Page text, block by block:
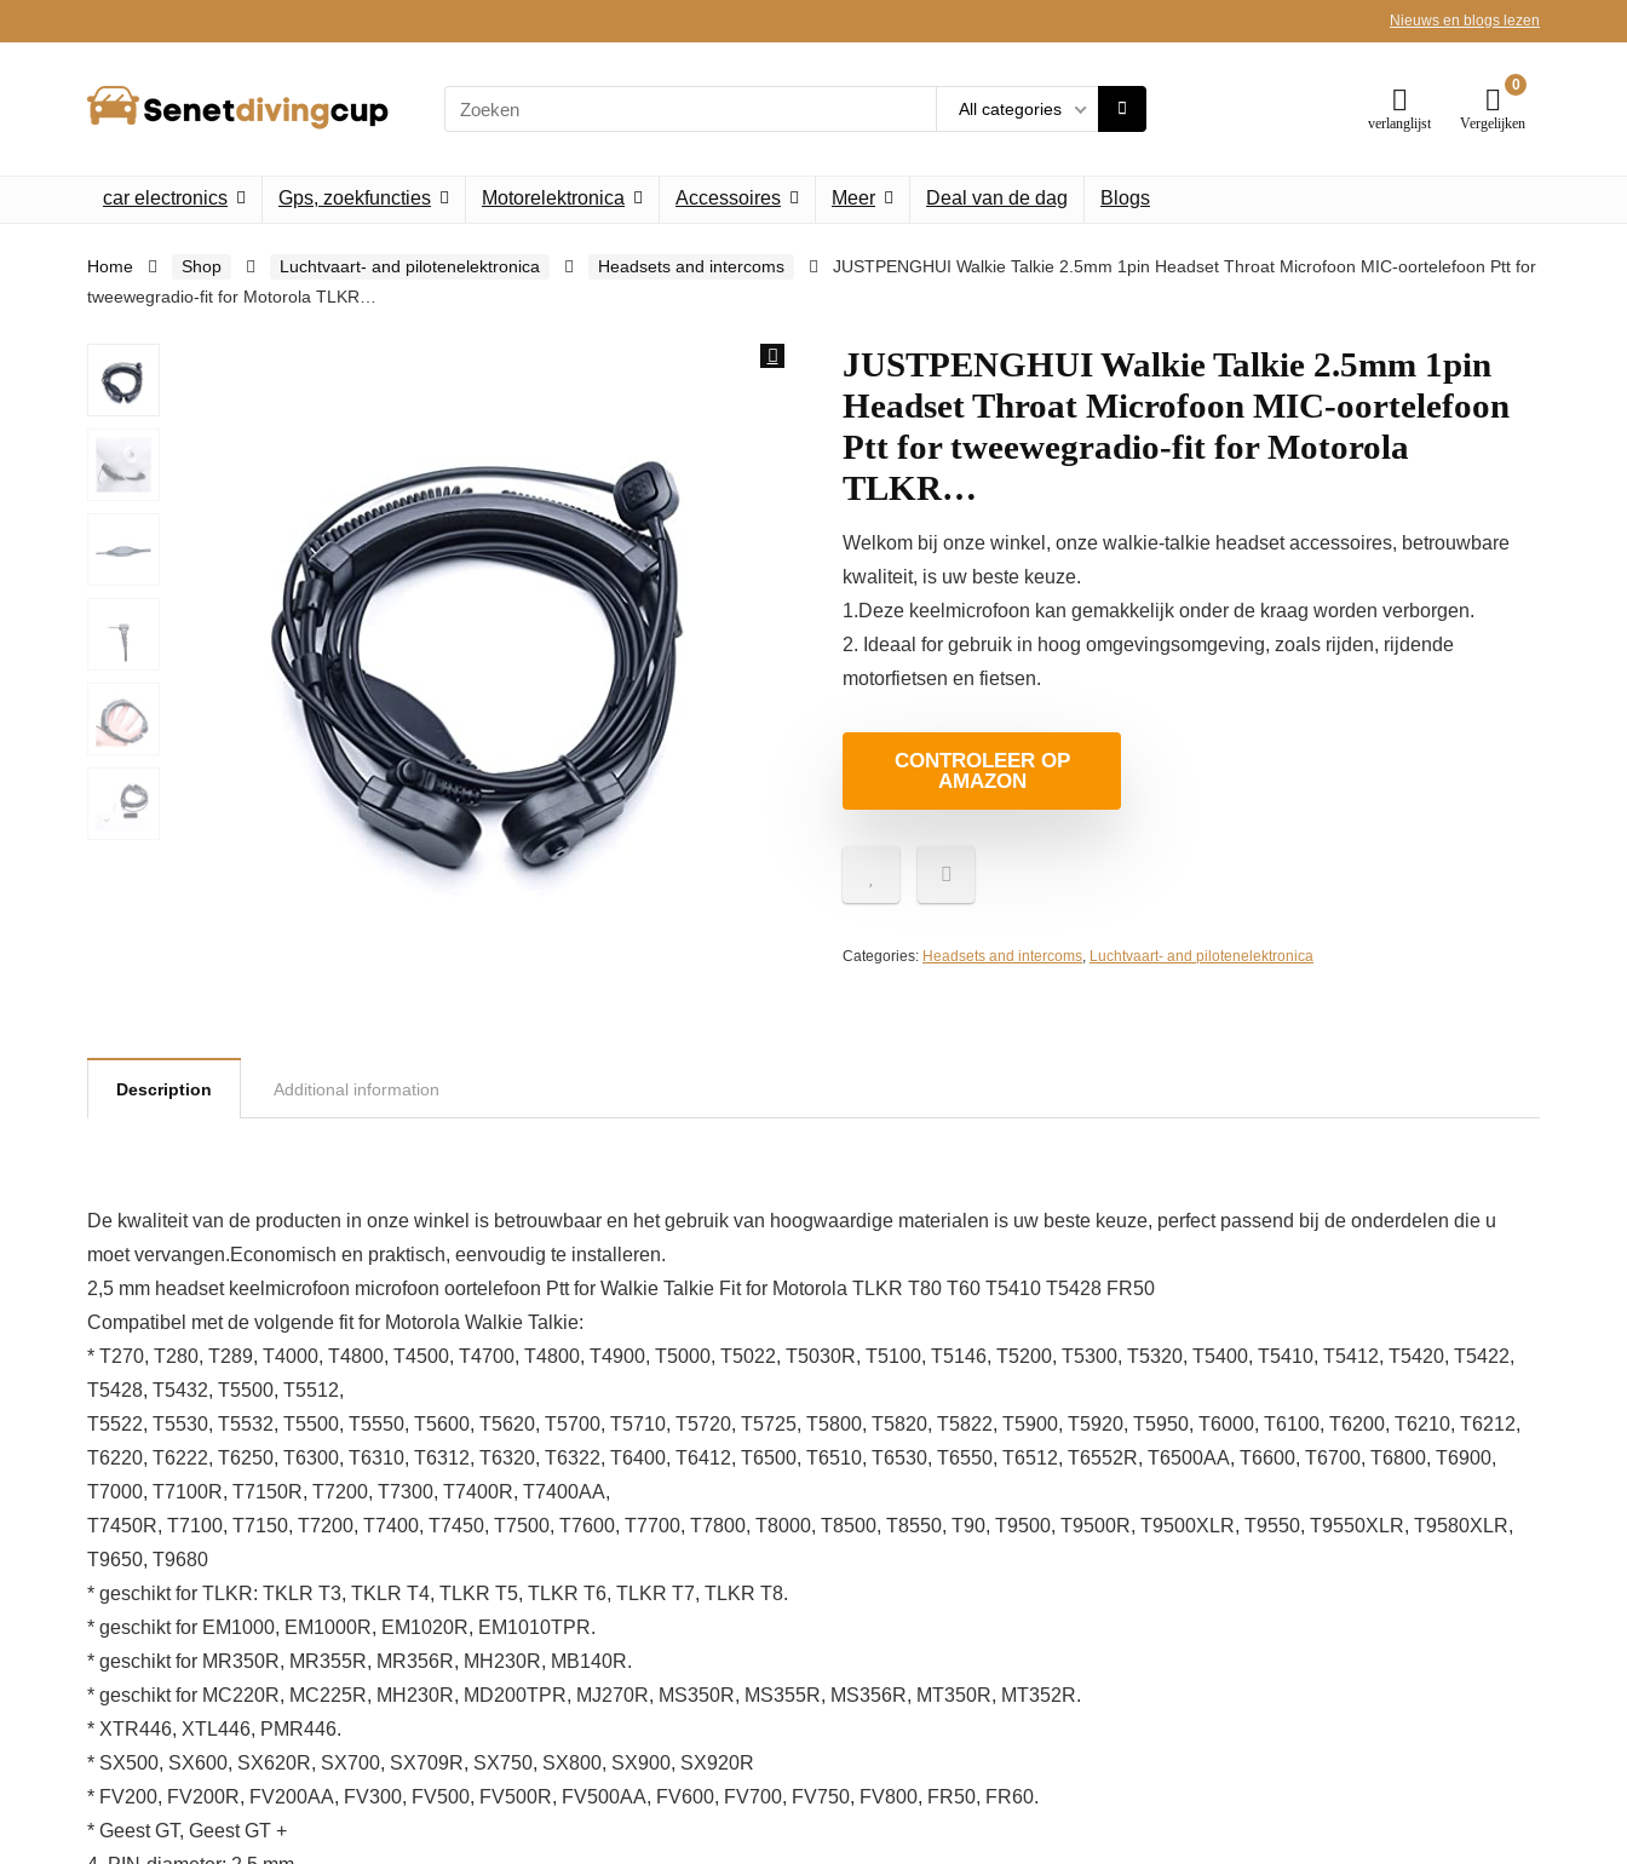
Nieuws en blogs lezen
Search
for:
All categories
verlanglijst
0
Vergelijken
car electronics Gps, zoekfuncties Motorelektronica Accessoires Meer Deal van de dag Blogs
Home Shop Luchtvaart- and pilotenelektronica Headsets and intercoms
JUSTPENGHUI Walkie Talkie 2.5mm 1pin Headset Throat Microfoon MIC-oortelefoon Ptt for
tweewegradio-fit for Motorola TLKR…
JUSTPENGHUI Walkie Talkie 2.5mm 1pin
Headset Throat Microfoon MIC-oortelefoon
Ptt for tweewegradio-fit for Motorola
TLKR…
Welkom bij onze winkel, onze walkie-talkie headset accessoires, betrouwbare
kwaliteit, is uw beste keuze.
1.Deze keelmicrofoon kan gemakkelijk onder de kraag worden verborgen.
2. Ideaal for gebruik in hoog omgevingsomgeving, zoals rijden, rijdende
motorfietsen en fietsen.
CONTROLEER OP
AMAZON
Categories: Headsets and intercoms, Luchtvaart- and pilotenelektronica
Description Additional information
De kwaliteit van de producten in onze winkel is betrouwbaar en het gebruik van hoogwaardige materialen is uw beste keuze, perfect passend bij de onderdelen die u
moet vervangen.Economisch en praktisch, eenvoudig te installeren.
2,5 mm headset keelmicrofoon microfoon oortelefoon Ptt for Walkie Talkie Fit for Motorola TLKR T80 T60 T5410 T5428 FR50
Compatibel met de volgende fit for Motorola Walkie Talkie:
* T270, T280, T289, T4000, T4800, T4500, T4700, T4800, T4900, T5000, T5022, T5030R, T5100, T5146, T5200, T5300, T5320, T5400, T5410, T5412, T5420, T5422,
T5428, T5432, T5500, T5512,
T5522, T5530, T5532, T5500, T5550, T5600, T5620, T5700, T5710, T5720, T5725, T5800, T5820, T5822, T5900, T5920, T5950, T6000, T6100, T6200, T6210, T6212,
T6220, T6222, T6250, T6300, T6310, T6312, T6320, T6322, T6400, T6412, T6500, T6510, T6530, T6550, T6512, T6552R, T6500AA, T6600, T6700, T6800, T6900,
T7000, T7100R, T7150R, T7200, T7300, T7400R, T7400AA,
T7450R, T7100, T7150, T7200, T7400, T7450, T7500, T7600, T7700, T7800, T8000, T8500, T8550, T90, T9500, T9500R, T9500XLR, T9550, T9550XLR, T9580XLR,
T9650, T9680
* geschikt for TLKR: TKLR T3, TKLR T4, TLKR T5, TLKR T6, TLKR T7, TLKR T8.
* geschikt for EM1000, EM1000R, EM1020R, EM1010TPR.
* geschikt for MR350R, MR355R, MR356R, MH230R, MB140R.
* geschikt for MC220R, MC225R, MH230R, MD200TPR, MJ270R, MS350R, MS355R, MS356R, MT350R, MT352R.
* XTR446, XTL446, PMR446.
* SX500, SX600, SX620R, SX700, SX709R, SX750, SX800, SX900, SX920R
* FV200, FV200R, FV200AA, FV300, FV500, FV500R, FV500AA, FV600, FV700, FV750, FV800, FR50, FR60.
* Geest GT, Geest GT +